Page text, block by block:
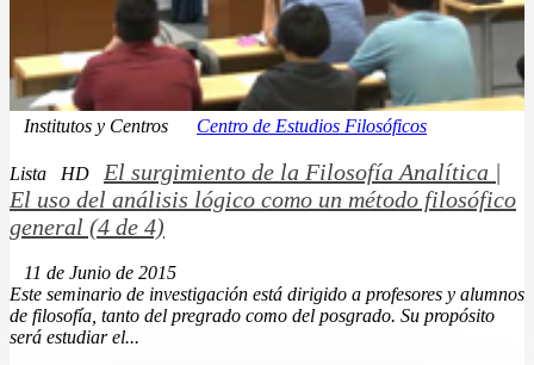
Institutos y Centros Centro de Estudios Filosóficos
Lista HD
El surgimiento de la Filosofía Analítica |
El uso del análisis lógico como un método filosófico
general (4 de 4)
11 de Junio de 2015
Este seminario de investigación está dirigido a profesores y alumnos
de filosofía, tanto del pregrado como del posgrado. Su propósito
será estudiar el...